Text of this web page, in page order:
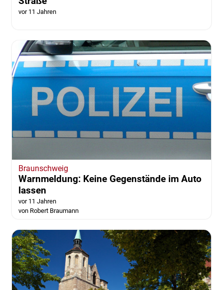
vor 11 Jahren
Braunschweig
Warnmeldung: Keine Gegenstände im Auto
lassen
vor 11 Jahren
von Robert Braumann